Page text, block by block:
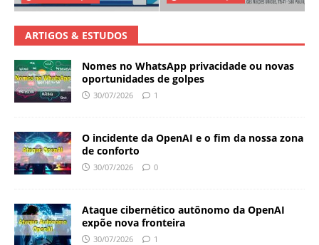
ARTIGOS & ESTUDOS
Nomes no WhatsApp privacidade ou novas
oportunidades de golpes
30/07/2026 1
O incidente da OpenAI e o fim da nossa zona
de conforto
30/07/2026 0
Ataque cibernético autônomo da OpenAI
expõe nova fronteira
30/07/2026 1